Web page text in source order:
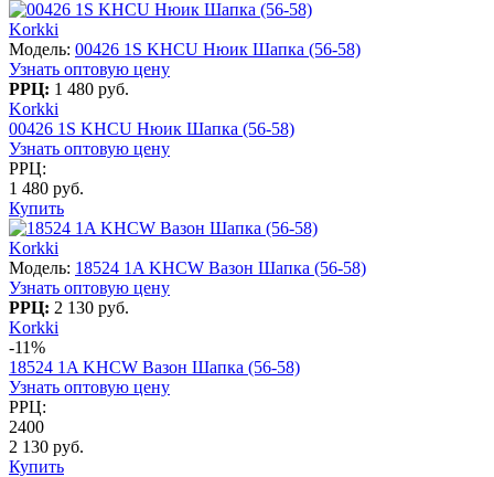
Korkki
Модель: 00426 1S KHCU Нюик Шапка (56-58)
Узнать оптовую цену
РРЦ: 1 480 руб.
Korkki
00426 1S KHCU Нюик Шапка (56-58)
Узнать оптовую цену
РРЦ:
1 480 руб.
Купить
Korkki
Модель: 18524 1A KHCW Вазон Шапка (56-58)
Узнать оптовую цену
РРЦ: 2 130 руб.
Korkki
-11%
18524 1A KHCW Вазон Шапка (56-58)
Узнать оптовую цену
РРЦ:
2400
2 130 руб.
Купить